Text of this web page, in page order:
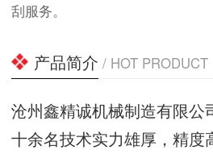
刮服务。
产品简介 / HOT PRODUCT
沧州鑫精诚机械制造有限公
十余名技术实力雄厚，精度